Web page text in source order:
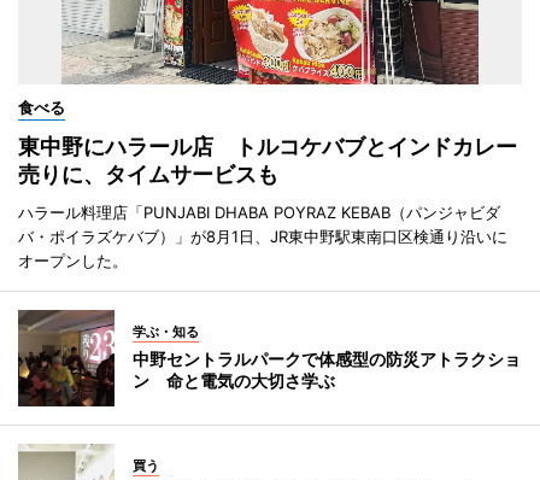
食べる
東中野にハラール店 トルコケバブとインドカレー
売りに、タイムサービスも
ハラール料理店「PUNJABI DHABA POYRAZ KEBAB（パンジャビダ
バ・ポイラズケバブ）」が8月1日、JR東中野駅東南口区検通り沿いに
オープンした。
学ぶ・知る
中野セントラルパークで体感型の防災アトラクショ
ン 命と電気の大切さ学ぶ
買う